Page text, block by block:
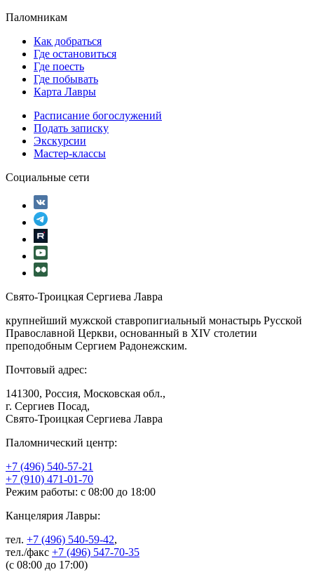
Паломникам
Как добраться
Где остановиться
Где поесть
Где побывать
Карта Лавры
Расписание богослужений
Подать записку
Экскурсии
Мастер-классы
Социальные сети
Свято-Троицкая Сергиева Лавра
крупнейший мужской ставропигиальный монастырь Русской
Православной Церкви, основанный в XIV столетии
преподобным Сергием Радонежским.
Почтовый адрес:
141300, Россия, Московская обл.,
г. Сергиев Посад,
Свято-Троицкая Сергиева Лавра
Паломнический центр:
+7 (496) 540-57-21
+7 (910) 471-01-70
Режим работы: с 08:00 до 18:00
Канцелярия Лавры:
тел. +7 (496) 540-59-42,
тел./факс +7 (496) 547-70-35
(с 08:00 до 17:00)